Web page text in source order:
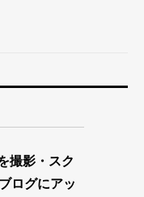
撮影・スク
ログにアッ